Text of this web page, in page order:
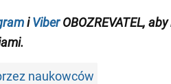
iViberOBOZREVATEL,
.
naukowców